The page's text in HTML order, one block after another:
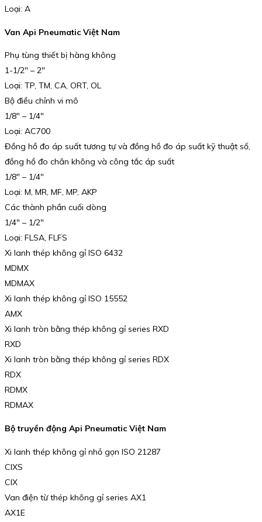
Loại: A
Van Api Pneumatic Việt Nam
Phụ tùng thiết bị hàng không
1-1/2″ – 2″
Loại: TP, TM, CA, ORT, OL
Bộ điều chỉnh vi mô
1/8″ – 1/4″
Loại: AC700
Đồng hồ đo áp suất tương tự và đồng hồ đo áp suất kỹ thuật số,
đồng hồ đo chân không và công tắc áp suất
1/8″ – 1/4″
Loại: M, MR, MF, MP, AKP
Các thành phần cuối dòng
1/4″ – 1/2″
Loại: FLSA, FLFS
Xi lanh thép không gỉ ISO 6432
MDMX
MDMAX
Xi lanh thép không gỉ ISO 15552
AMX
Xi lanh tròn bằng thép không gỉ series RXD
RXD
Xi lanh tròn bằng thép không gỉ series RDX
RDX
RDMX
RDMAX
Bộ truyền động Api Pneumatic Việt Nam
Xi lanh thép không gỉ nhỏ gọn ISO 21287
CIXS
CIX
Van điện từ thép không gỉ series AX1
AX1E